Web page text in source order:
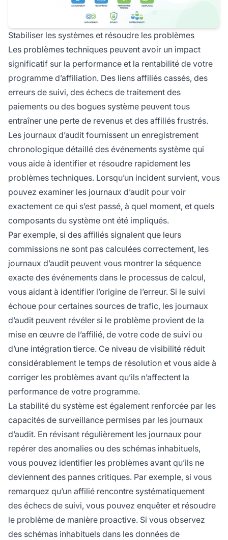
Stabiliser les systèmes et résoudre les problèmes
Les problèmes techniques peuvent avoir un impact
significatif sur la performance et la rentabilité de votre
programme d’affiliation. Des liens affiliés cassés, des
erreurs de suivi, des échecs de traitement des
paiements ou des bogues système peuvent tous
entraîner une perte de revenus et des affiliés frustrés.
Les journaux d’audit fournissent un enregistrement
chronologique détaillé des événements système qui
vous aide à identifier et résoudre rapidement les
problèmes techniques. Lorsqu’un incident survient, vous
pouvez examiner les journaux d’audit pour voir
exactement ce qui s’est passé, à quel moment, et quels
composants du système ont été impliqués.
Par exemple, si des affiliés signalent que leurs
commissions ne sont pas calculées correctement, les
journaux d’audit peuvent vous montrer la séquence
exacte des événements dans le processus de calcul,
vous aidant à identifier l’origine de l’erreur. Si le suivi
échoue pour certaines sources de trafic, les journaux
d’audit peuvent révéler si le problème provient de la
mise en œuvre de l’affilié, de votre code de suivi ou
d’une intégration tierce. Ce niveau de visibilité réduit
considérablement le temps de résolution et vous aide à
corriger les problèmes avant qu’ils n’affectent la
performance de votre programme.
La stabilité du système est également renforcée par les
capacités de surveillance permises par les journaux
d’audit. En révisant régulièrement les journaux pour
repérer des anomalies ou des schémas inhabituels,
vous pouvez identifier les problèmes avant qu’ils ne
deviennent des pannes critiques. Par exemple, si vous
remarquez qu’un affilié rencontre systématiquement
des échecs de suivi, vous pouvez enquêter et résoudre
le problème de manière proactive. Si vous observez
des schémas inhabituels dans les données de